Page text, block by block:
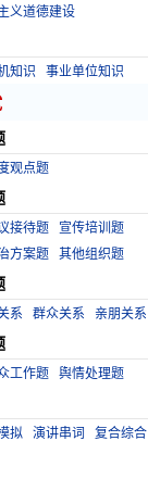
义道德建设
知识 事业单位知识
观点题
接待题 宣传培训题
方案题 其他组织题
系 群众关系 亲朋关系
工作题 舆情处理题
拟 演讲串词 复合综合